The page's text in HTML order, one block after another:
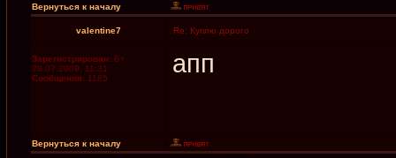
Вернуться к началу
valentine7 Re: Куплю дорого
Зарегистрирован: Вт
28.07.2009, 11:31
Сообщения: 1185
апп
Вернуться к началу